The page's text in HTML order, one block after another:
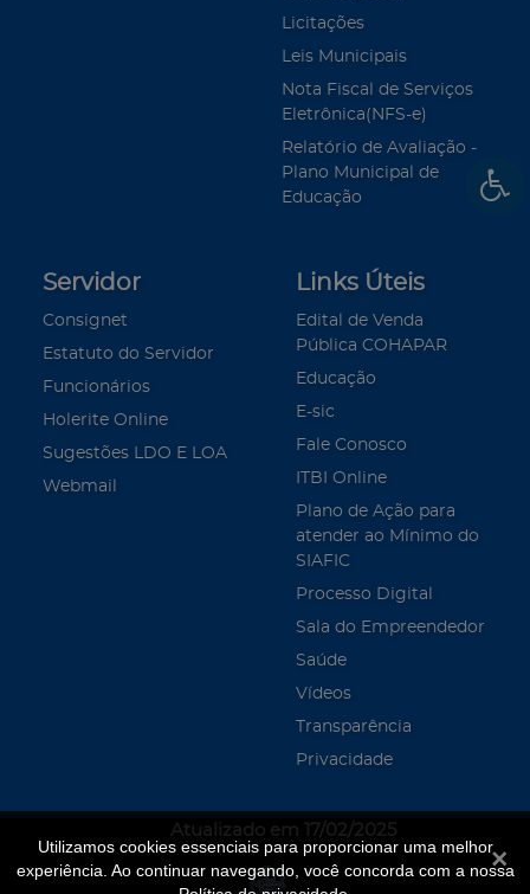
Utilizamos cookies essenciais para proporcionar uma melhor
experiência. Ao continuar navegando, você concorda com a nossa
Licitações
Leis Municipais
Nota Fiscal de Serviços
Eletrônica(NFS-e)
Relatório de Avaliação -
Plano Municipal de
Educação
Servidor
Consignet
Estatuto do Servidor
Funcionários
Holerite Online
Sugestões LDO E LOA
Webmail
Links Úteis
Edital de Venda
Pública COHAPAR
Educação
E-sic
Fale Conosco
ITBI Online
Plano de Ação para
atender ao Mínimo do
SIAFIC
Processo Digital
Sala do Empreendedor
Saúde
Vídeos
Transparência
Privacidade
Atualizado em 17/02/2025